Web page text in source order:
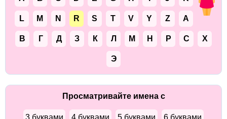
L M N R S T V Y Z А
В Г Д З К Л М Н Р С Х
Э
Просматривайте имена с
3 буквами 4 буквами 5 буквами 6 буквами